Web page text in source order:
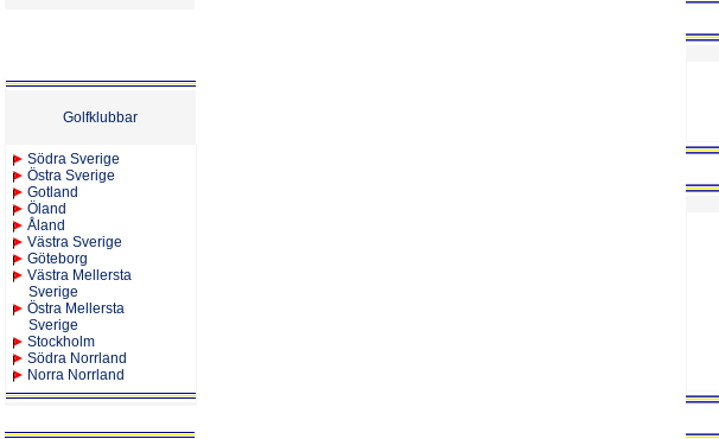
Golfklubbar
Södra Sverige
Östra Sverige
Gotland
Öland
Åland
Västra Sverige
Göteborg
Västra Mellersta
Sverige
Östra Mellersta
Sverige
Stockholm
Södra Norrland
Norra Norrland